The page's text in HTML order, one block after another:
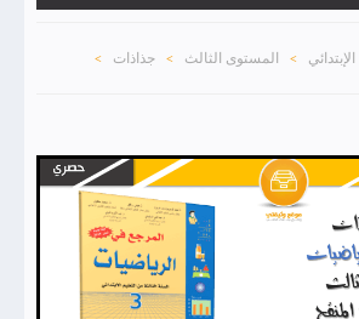
> المستوى الثالث > جذاذات >